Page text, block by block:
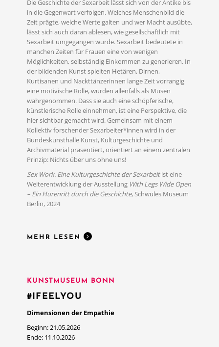
Die Geschichte der Sexarbeit lässt sich von der Antike bis
in die Gegenwart verfolgen. Welches Menschenbild die
Zeit prägte, welche Werte galten und wer Macht ausübte,
lässt sich auch daran ablesen, wie gesellschaftlich mit
Sexarbeit umgegangen wurde. Sexarbeit bedeutete in
manchen Zeiten für Frauen eine von wenigen
Möglichkeiten, selbständig Einkommen zu generieren. In
der bildenden Kunst spielten Hetären, Dirnen,
Kurtisanen und Nackttänzerinnen lange Zeit vorrangig
eine motivische Rolle, wurden allenfalls als Musen
wahrgenommen. Dass sie auch eine schöpferische,
künstlerische Rolle einnehmen, ist eine Perspektive, die
hier sichtbar gemacht wird. Gemeinsam mit einem
Kollektiv forschender Sexarbeiter*innen wird in der
Bundeskunsthalle Kunst, Kulturgeschichte und
Archivmaterial präsentiert, orientiert an einem zentralen
Prinzip: Nichts über uns ohne uns!
Sex Work. Eine Kulturgeschichte der Sexarbeitist eine
Weiterentwicklung der Ausstellung With Legs Wide Open
– Ein Hurenritt durch die Geschichte, Schwules Museum
Berlin, 2024
MEHR LESEN
MEHR LESEN
KUNSTMUSEUM BONN
#IFEELYOU
Dimensionen der Empathie
Beginn: 21.05.2026
Ende: 11.10.2026